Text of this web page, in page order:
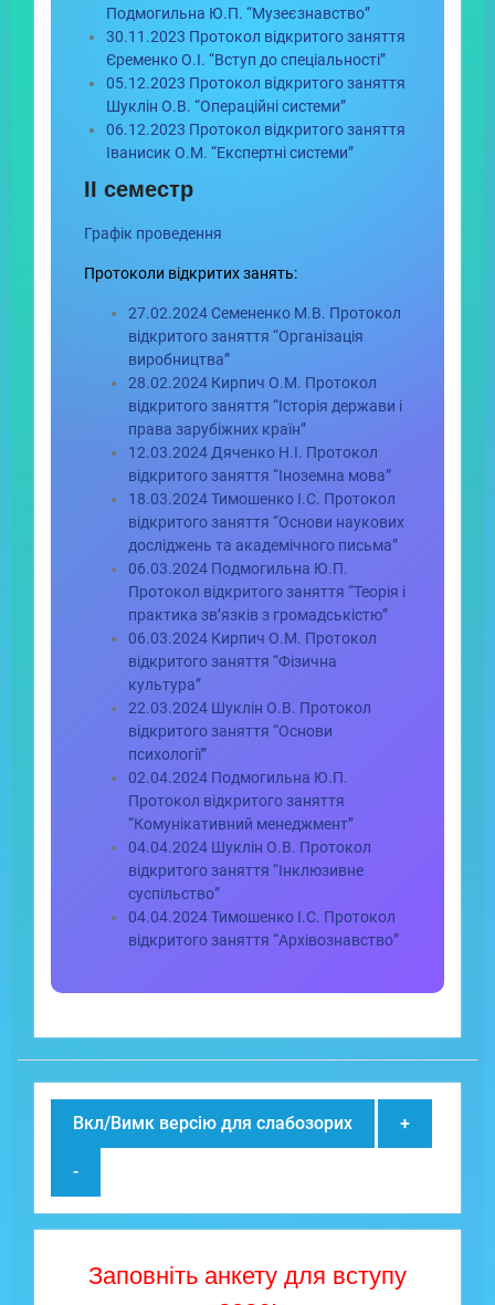
Подмогильна Ю.П. “Музеєзнавство”
30.11.2023 Протокол відкритого заняття
Єременко О.І. “Вступ до спеціальності”
05.12.2023 Протокол відкритого заняття
Шуклін О.В. “Операційні системи”
06.12.2023 Протокол відкритого заняття
Іванисик О.М. “Експертні системи”
ІІ семестр
Графік проведення
Протоколи відкритих занять:
27.02.2024 Семененко М.В. Протокол
відкритого заняття “Організація
виробництва”
28.02.2024 Кирпич О.М. Протокол
відкритого заняття “Історія держави і
права зарубіжних країн”
12.03.2024 Дяченко Н.І. Протокол
відкритого заняття “Іноземна мова”
18.03.2024 Тимошенко І.С. Протокол
відкритого заняття “Основи наукових
досліджень та академічного письма”
06.03.2024 Подмогильна Ю.П.
Протокол відкритого заняття “Теорія і
практика зв’язків з громадськістю”
06.03.2024 Кирпич О.М. Протокол
відкритого заняття “Фізична
культура”
22.03.2024 Шуклін О.В. Протокол
відкритого заняття “Основи
психології”
02.04.2024 Подмогильна Ю.П.
Протокол відкритого заняття
“Комунікативний менеджмент”
04.04.2024 Шуклін О.В. Протокол
відкритого заняття “Інклюзивне
суспільство”
04.04.2024 Тимошенко І.С. Протокол
відкритого заняття “Архівознавство”
Вкл/Вимк версію для слабозорих +
-
Заповніть анкету для вступу